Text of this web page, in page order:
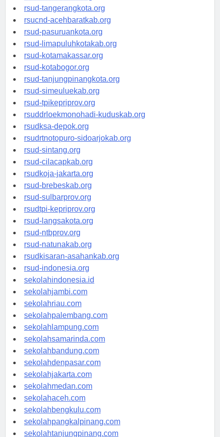
rsud-kotabekasi.org
rsud-tangerangkota.org
rsucnd-acehbaratkab.org
rsud-pasuruankota.org
rsud-limapuluhkotakab.org
rsud-kotamakassar.org
rsud-kotabogor.org
rsud-tanjungpinangkota.org
rsud-simeuluekab.org
rsud-tpikepriprov.org
rsuddrloekmonohadi-kuduskab.org
rsudksa-depok.org
rsudrtnotopuro-sidoarjokab.org
rsud-sintang.org
rsud-cilacapkab.org
rsudkoja-jakarta.org
rsud-brebeskab.org
rsud-sulbarprov.org
rsudtpi-kepriprov.org
rsud-langsakota.org
rsud-ntbprov.org
rsud-natunakab.org
rsudkisaran-asahankab.org
rsud-indonesia.org
sekolahindonesia.id
sekolahjambi.com
sekolahriau.com
sekolahpalembang.com
sekolahlampung.com
sekolahsamarinda.com
sekolahbandung.com
sekolahdenpasar.com
sekolahjakarta.com
sekolahmedan.com
sekolahaceh.com
sekolahbengkulu.com
sekolahpangkalpinang.com